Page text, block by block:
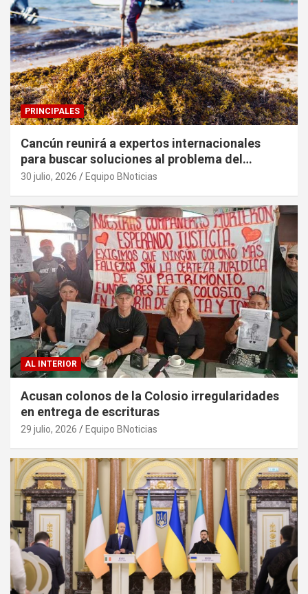
PRINCIPALES
Cancún reunirá a expertos internacionales
para buscar soluciones al problema del
sargazo
30 julio, 2026 Equipo BNoticias
AL INTERIOR
Acusan colonos de la Colosio irregularidades
en entrega de escrituras
29 julio, 2026 Equipo BNoticias